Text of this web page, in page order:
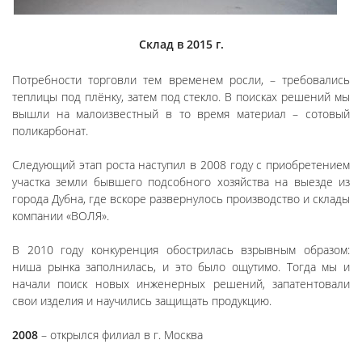
Склад в 2015 г.
Потребности торговли тем временем росли, – требовались
теплицы под плёнку, затем под стекло. В поисках решений мы
вышли на малоизвестный в то время материал – сотовый
поликарбонат.
Следующий этап роста наступил в 2008 году с приобретением
участка земли бывшего подсобного хозяйства на выезде из
города Дубна, где вскоре развернулось производство и склады
компании «ВОЛЯ».
В 2010 году конкуренция обострилась взрывным образом:
ниша рынка заполнилась, и это было ощутимо. Тогда мы и
начали поиск новых инженерных решений, запатентовали
свои изделия и научились защищать продукцию.
2008 – открылся филиал в г. Москва